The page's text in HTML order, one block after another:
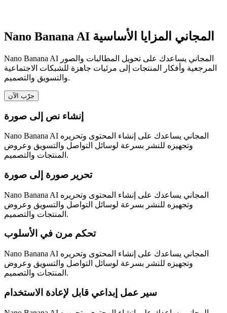
Nano Banana AI المجاني المزايا الأساسية
Nano Banana AI المجاني يساعدك على تحويل المطالبات والصور
المرجعية وأفكار المنتجات إلى مرئيات جاهزة للشبكات الاجتماعية
والتسويق والتصميم.
جرّب الآن
إنشاء نص إلى صورة
Nano Banana AI المجاني يساعدك على إنشاء المحتوى وتحريره
وتجهيزه للنشر بسرعة لوسائل التواصل والتسويق وعروض
المنتجات والتصميم.
تحرير صورة إلى صورة
Nano Banana AI المجاني يساعدك على إنشاء المحتوى وتحريره
وتجهيزه للنشر بسرعة لوسائل التواصل والتسويق وعروض
المنتجات والتصميم.
تحكم مرن في الأسلوب
Nano Banana AI المجاني يساعدك على إنشاء المحتوى وتحريره
وتجهيزه للنشر بسرعة لوسائل التواصل والتسويق وعروض
المنتجات والتصميم.
سير عمل إبداعي قابل لإعادة الاستخدام